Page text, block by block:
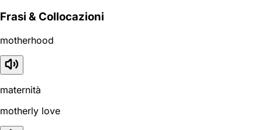
Frasi & Collocazioni
motherhood
maternità
motherly love